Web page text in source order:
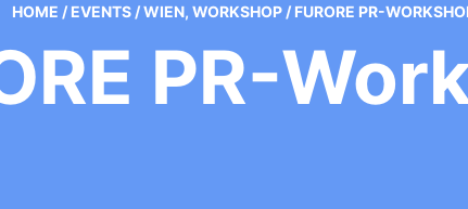
HOME / EVENTS / WIEN, WORKSHOP / FURORE PR-
PR-